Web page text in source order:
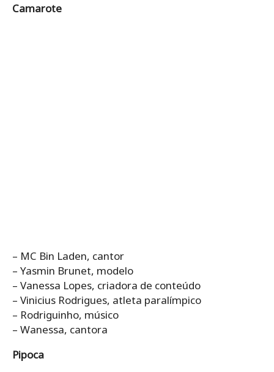
Camarote
– MC Bin Laden, cantor
– Yasmin Brunet, modelo
– Vanessa Lopes, criadora de conteúdo
– Vinicius Rodrigues, atleta paralímpico
– Rodriguinho, músico
– Wanessa, cantora
Pipoca